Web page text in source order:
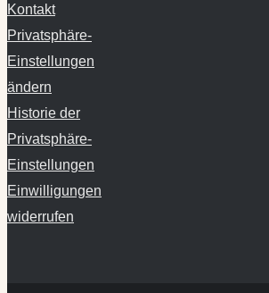
Kontakt
Privatsphäre-
Einstellungen
ändern
Historie der
Privatsphäre-
Einstellungen
Einwilligungen
widerrufen